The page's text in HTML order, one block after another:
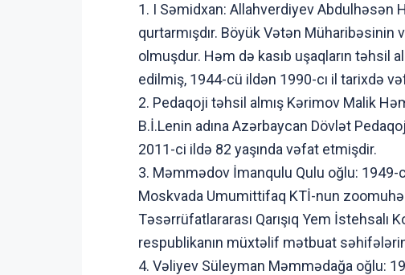
1. I Səmidxan: Allahverdiyev Abdulhəsən
qurtarmışdır. Böyük Vətən
olmuşdur. Həm də kasıb uşaqların təhsil
edilmiş, 1944-cü ildən 1990-cı il tarixdə
2. Pedaqoji təhsil almış Kərimov Malik
B.İ.Lenin adına Azərbaycan Dövlət
2011-ci ildə 82 yaşında vəfat etmişdir.
3. Məmmədov İmanqulu Qulu oğlu: 1949-
Moskvada Umumittifaq KTİ-nun
Təsərrüfatlararası Qarışıq Yem
respublikanın müxtəlif mətbuat
4. Vəliyev Süleyman Məmmədağa oğlu: